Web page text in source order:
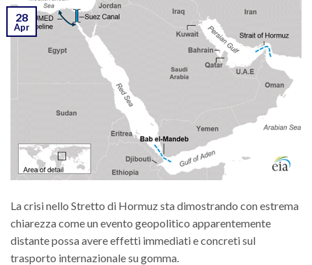
28
Apr
La crisi nello Stretto di Hormuz sta dimostrando con estrema
chiarezza come un evento geopolitico apparentemente
distante possa avere effetti immediati e concreti sul
trasporto internazionale su gomma.